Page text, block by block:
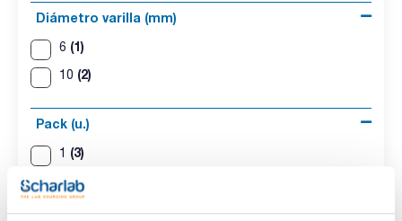
Diámetro varilla (mm)
6 (1)
10 (2)
Pack (u.)
1 (3)